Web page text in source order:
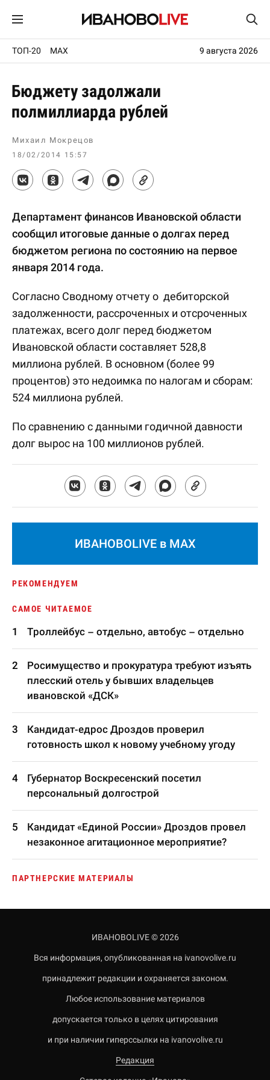
ТОП-20 MAX 9 августа 2026
Бюджету задолжали
полмиллиарда рублей
Михаил Мокрецов
18/02/2014 15:57
Департамент финансов Ивановской области
сообщил итоговые данные о долгах перед
бюджетом региона по состоянию на первое
января 2014 года.
Согласно Сводному отчету о дебиторской
задолженности, рассроченных и отсроченных
платежах, всего долг перед бюджетом
Ивановской области составляет 528,8
миллиона рублей. В основном (более 99
процентов) это недоимка по налогам и сборам:
524 миллиона рублей.
По сравнению с данными годичной давности
долг вырос на 100 миллионов рублей.
ИВАНОВОLIVE в MAX
РЕКОМЕНДУЕМ
САМОЕ ЧИТАЕМОЕ
Троллейбус – отдельно, автобус – отдельно
Росимущество и прокуратура требуют изъять
плесский отель у бывших владельцев
ивановской «ДСК»
Кандидат-едрос Дроздов проверил
готовность школ к новому учебному угоду
Губернатор Воскресенский посетил
персональный долгострой
Кандидат «Единой России» Дроздов провел
незаконное агитационное мероприятие?
ПАРТНЕРСКИЕ МАТЕРИАЛЫ
ИВАНОВОLIVE © 2026
Вся информация, опубликованная на ivanovolive.ru
принадлежит редакции и охраняется законом.
Любое использование материалов
допускается только в целях цитирования
и при наличии гиперссылки на ivanovolive.ru
Редакция